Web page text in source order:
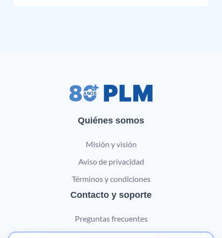
Quiénes somos
Misión y visión
Aviso de privacidad
Términos y condiciones
Contacto y soporte
Preguntas frecuentes
Contáctanos